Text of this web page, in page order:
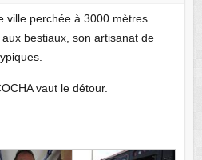
ville perchée à 3000 mètres.
bestiaux, son artisanat de
vaut le détour.